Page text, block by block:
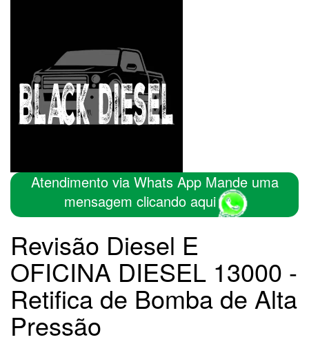
Atendimento via Whats App Mande uma
mensagem clicando aqui
Revisão Diesel E
OFICINA DIESEL 13000 -
Retifica de Bomba de Alta
Pressão